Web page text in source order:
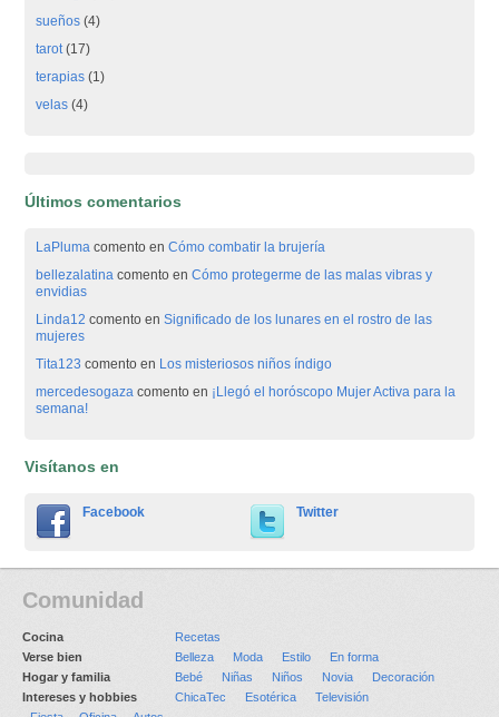
sueños (4)
tarot(17)
terapias (1)
velas (4)
Últimos comentarios
LaPluma comento enCómo combatir la brujería
bellezalatina comento enCómo protegerme de las malas vibras y
envidias
Linda12 comento enSignificado de los lunares en el rostro de las
mujeres
Tita123 comento en Los misteriosos niños índigo
mercedesogaza comento en ¡Llegó el horóscopo Mujer Activa para la
semana!
Visítanos en
Facebook Twitter
Comunidad
Cocina
Recetas
Verse bien
Belleza Moda Estilo
En forma
Hogar y familia
Bebé Niñas Niños Novia
Decoración
Intereses y hobbies
ChicaTec Esotérica
Televisión